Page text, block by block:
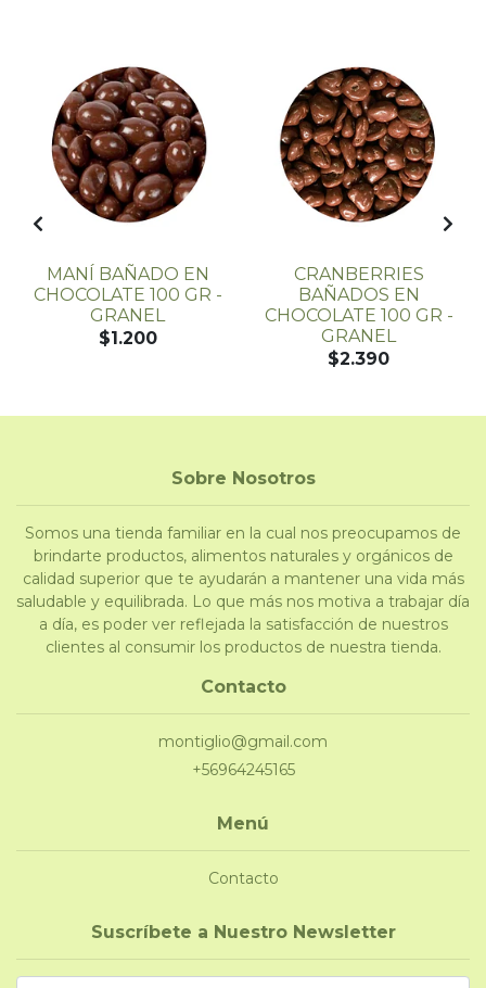
MANÍ BAÑADO EN
CHOCOLATE 100 GR -
GRANEL
$1.200
CRANBERRIES
BAÑADOS EN
CHOCOLATE 100 GR -
GRANEL
$2.390
Sobre Nosotros
Somos una tienda familiar en la cual nos preocupamos de
brindarte productos, alimentos naturales y orgánicos de
calidad superior que te ayudarán a mantener una vida más
saludable y equilibrada. Lo que más nos motiva a trabajar día
a día, es poder ver reflejada la satisfacción de nuestros
clientes al consumir los productos de nuestra tienda.
Contacto
montiglio@gmail.com
+56964245165
Menú
Contacto
Suscríbete a Nuestro Newsletter